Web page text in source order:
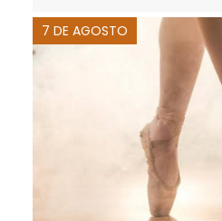
7 DE AGOSTO